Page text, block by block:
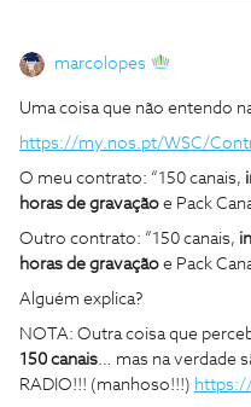
marcolopes
Uma coisa que não entendo
https://my.nos.pt/WSC/
O meu contrato: “150 canais,
horas de gravação e Pack
Outro contrato: “150 canais,
horas de gravação e Pack
Alguém explica?
NOTA: Outra coisa que
150 canais… mas na verdade
RADIO!!! (manhoso!!!)